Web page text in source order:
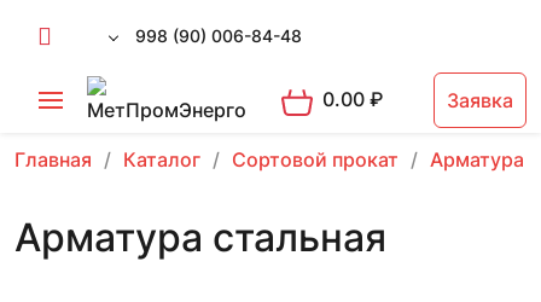
998 (90) 006-84-48
0.00₽ Заявка
Главная Каталог Сортовой прокат Арматура
Арматура стальная